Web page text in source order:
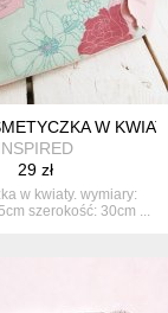
W KWIATY
29 zł
w kwiaty. wymiary:
szerokość: 30cm ...